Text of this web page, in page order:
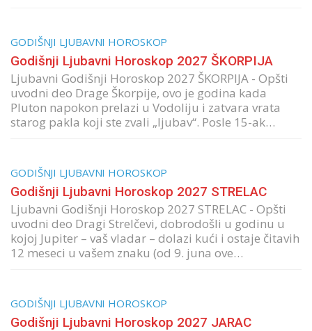
GODIŠNJI LJUBAVNI HOROSKOP
Godišnji Ljubavni Horoskop 2027 ŠKORPIJA
Ljubavni Godišnji Horoskop 2027 ŠKORPIJA - Opšti
uvodni deo Drage Škorpije, ovo je godina kada
Pluton napokon prelazi u Vodoliju i zatvara vrata
starog pakla koji ste zvali „ljubav“. Posle 15-ak…
GODIŠNJI LJUBAVNI HOROSKOP
Godišnji Ljubavni Horoskop 2027 STRELAC
Ljubavni Godišnji Horoskop 2027 STRELAC - Opšti
uvodni deo Dragi Strelčevi, dobrodošli u godinu u
kojoj Jupiter – vaš vladar – dolazi kući i ostaje čitavih
12 meseci u vašem znaku (od 9. juna ove…
GODIŠNJI LJUBAVNI HOROSKOP
Godišnji Ljubavni Horoskop 2027 JARAC